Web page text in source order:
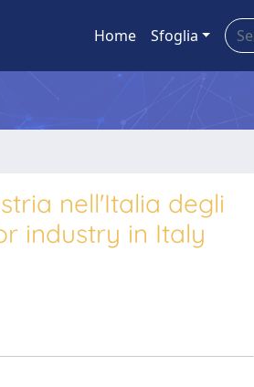
Home Sfoglia
nell'Italia degli
industry in Italy